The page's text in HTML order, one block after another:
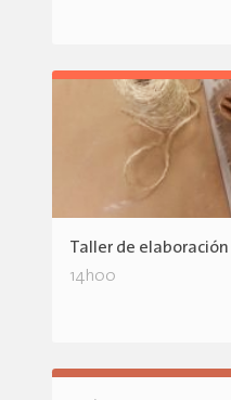
Taller de
14h00